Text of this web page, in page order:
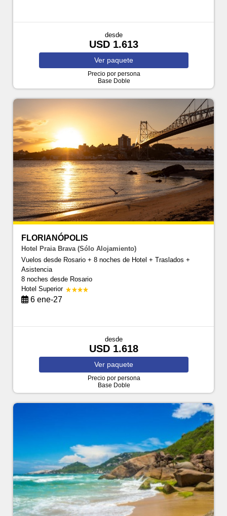
desde
USD 1.613
Ver paquete
Precio por persona
Base Doble
FLORIANÓPOLIS
Hotel Praia Brava (Sólo Alojamiento)
Vuelos desde Rosario + 8 noches de Hotel + Traslados +
Asistencia
8 nochesdesde Rosario
Hotel Superior
6 ene-27
desde
USD 1.618
Ver paquete
Precio por persona
Base Doble